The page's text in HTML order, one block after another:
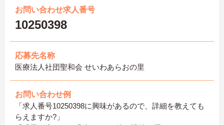
お問い合わせ求人番号
10250398
応募先名称
医療法人社団聖和会 せいわあらおの里
お問い合わせ例
「求人番号10250398に興味があるので、詳細を教えても
らえますか?」